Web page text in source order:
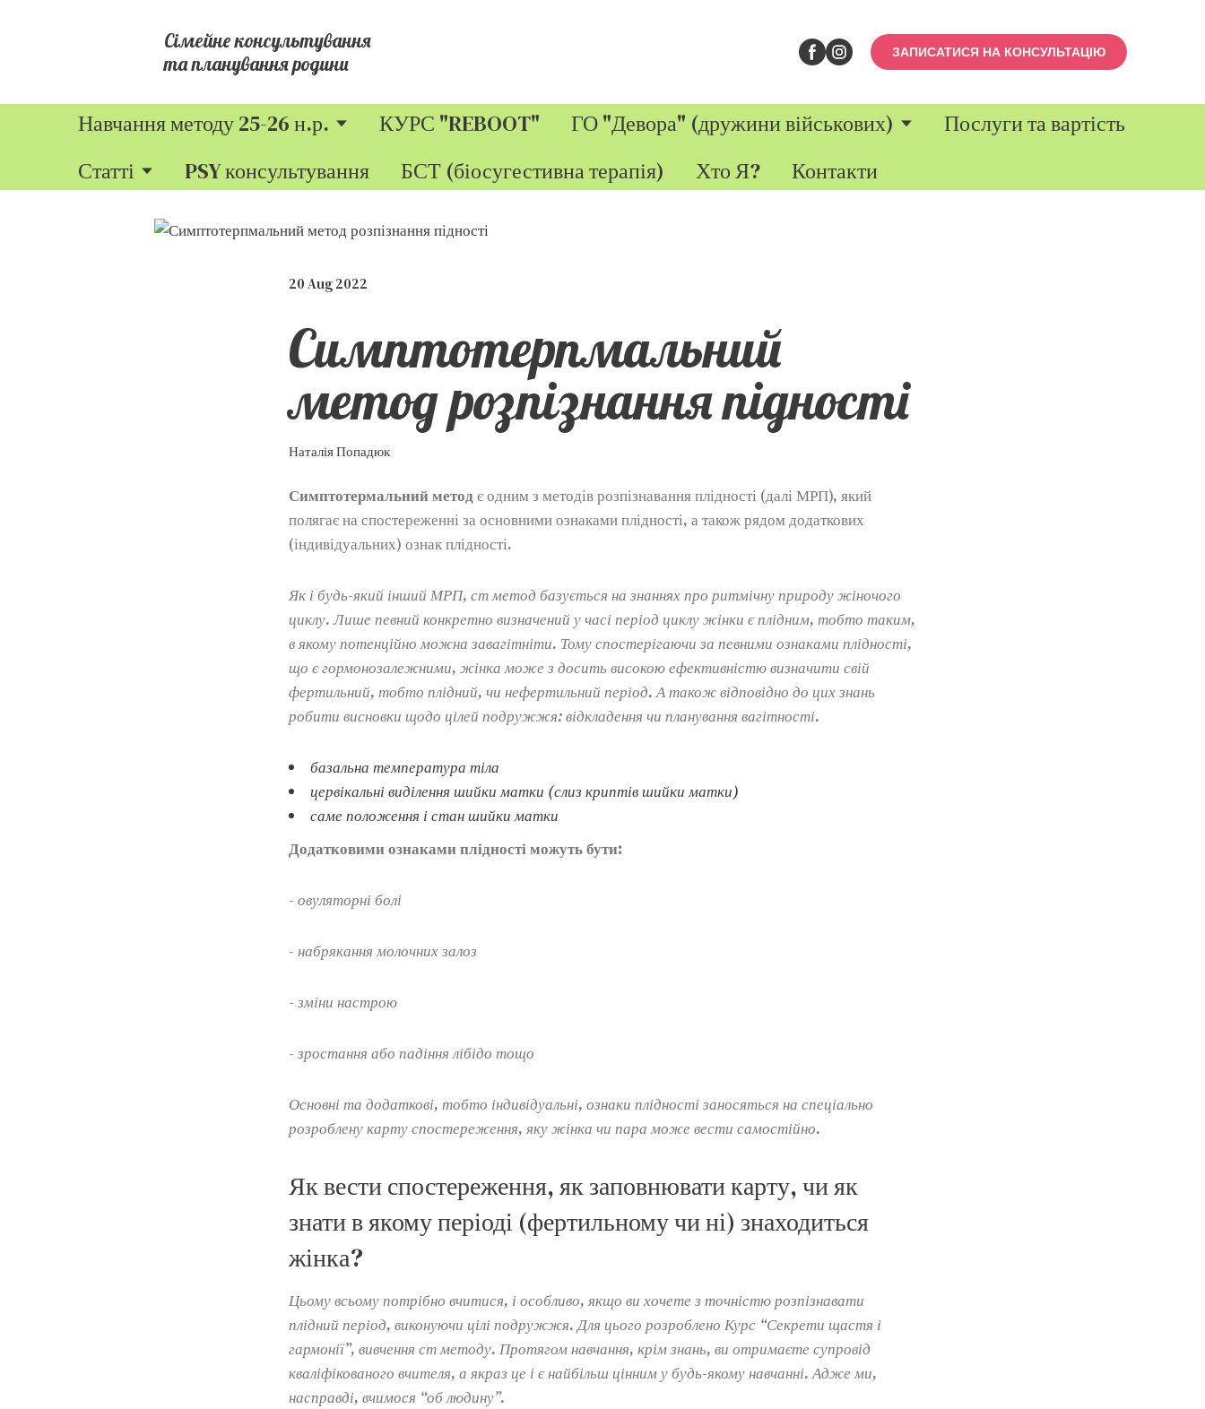
Сімейне консультування
та планування родини
ЗАПИСАТИСЯ НА КОНСУЛЬТАЦІЮ
Навчання методу 25-26 н.р. КУРС "REBOOT" ГО "Девора" (дружини військових)
Послуги та вартість
Статті
PSY консультування БСТ (біосугестивна терапія) Хто Я? Контакти
20 Aug 2022
Симптотерпмальний
метод розпізнання підності
Наталія Попадюк
Симптотермальний методє одним з методів розпізнавання плідності (далі МРП), який
полягає на спостереженні за основними ознаками плідності, а також рядом додаткових
(індивідуальних) ознак плідності.
Як і будь-який інший МРП, ст метод базується на знаннях про ритмічну природу жіночого
циклу. Лише певний конкретно визначений у часі період циклу жінки є плідним, тобто таким,
в якому потенційно можна завагітніти. Тому спостерігаючи за певними ознаками плідності,
що є гормонозалежними, жінка може з досить високою ефективністю визначити свій
фертильний, тобто плідний, чи нефертильний період. А також відповідно до цих знань
робити висновки щодо цілей подружжя: відкладення чи планування вагітності.
базальна температура тіла
цервікальні виділення шийки матки (слиз криптів шийки матки)
саме положення і стан шийки матки
Додатковими ознаками плідності можуть бути:
- овуляторні болі
- набрякання молочних залоз
- зміни настрою
- зростання або падіння лібідо тощо
Основні та додаткові, тобто індивідуальні, ознаки плідності заносяться на спеціально
розроблену карту спостереження, яку жінка чи пара може вести самостійно.
Як вести спостереження, як заповнювати карту, чи як
знати в якому періоді (фертильному чи ні) знаходиться
жінка?
Цьому всьому потрібно вчитися, і особливо, якщо ви хочете з точністю розпізнавати
плідний період, виконуючи цілі подружжя. Для цього розроблено Курс “Секрети щастя і
гармонії”, вивчення ст методу. Протягом навчання, крім знань, ви отримаєте супровід
кваліфікованого вчителя, а якраз це і є найбільш цінним у будь-якому навчанні. Адже ми,
насправді, вчимося “об людину”.